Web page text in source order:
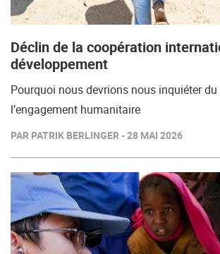
Déclin de la coopération
développement
Pourquoi nous devrions nous inquiéter du
l’engagement humanitaire
PAR PATRIK BERLINGER - 28 MAI 2026